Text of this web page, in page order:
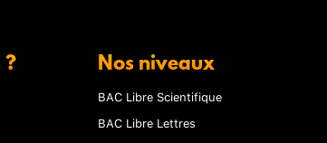
? Nos niveaux
BAC Libre Scientifique
BAC Libre Lettres